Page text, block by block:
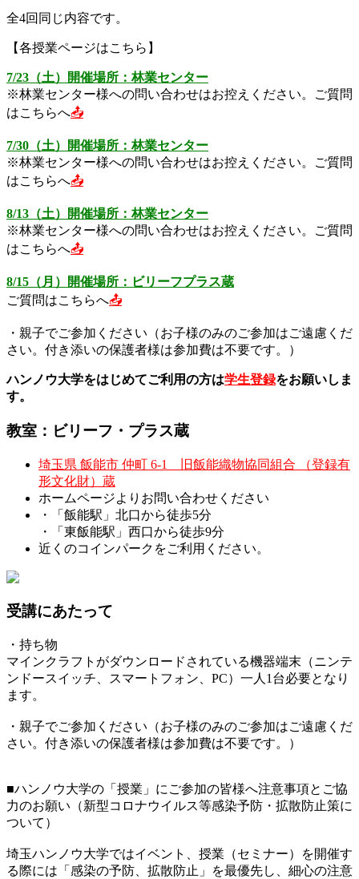
全4回同じ内容です。
【各授業ページはこちら】
7/23（土）開催場所：林業センター
※林業センター様への問い合わせはお控えください。
ご質問
はこちらへ📤
7/30（土）開催場所：林業センター
※林業センター様への問い合わせはお控えください。
ご質問
はこちらへ📤
8/13（土）開催場所：林業センター
※林業センター様への問い合わせはお控えください。
ご質問
はこちらへ📤
8/15（月）開催場所：ビリーフプラス蔵
ご質問はこちらへ📤
・親子でご参加ください（お子様のみのご参加はご遠慮くだ
さい。付き添いの保護者様は参加費は不要です。）
ハンノウ大学をはじめてご利用の方は学生登録をお願いしま
す。
教室：ビリーフ・プラス蔵
埼玉県 飯能市 仲町 6-1 旧飯能織物協同組合 （登録有
形文化財）蔵
ホームページよりお問い合わせください
・「飯能駅」北口から徒歩5分
・「東飯能駅」西口から徒歩9分
近くのコインパークをご利用ください。
受講にあたって
・持ち物
マインクラフトがダウンロードされている機器端末（ニンテ
ンドースイッチ、スマートフォン、PC）一人1台必要となり
ます。
・親子でご参加ください（お子様のみのご参加はご遠慮くだ
さい。付き添いの保護者様は参加費は不要です。）
■ハンノウ大学の「授業」にご参加の皆様へ注意事項とご協
力のお願い（新型コロナウイルス等感染予防・拡散防止策に
ついて）
埼玉ハンノウ大学ではイベント、授業（セミナー）を開催す
る際には「感染の予防、拡散防止」を最優先し、細心の注意